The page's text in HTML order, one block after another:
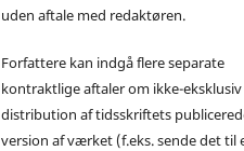
uden aftale med redaktøren.
Forfattere kan indgå flere separate
kontraktlige aftaler om ikke-eksklusiv
distribution af tidsskriftets
version af værket (f.eks. sende det til